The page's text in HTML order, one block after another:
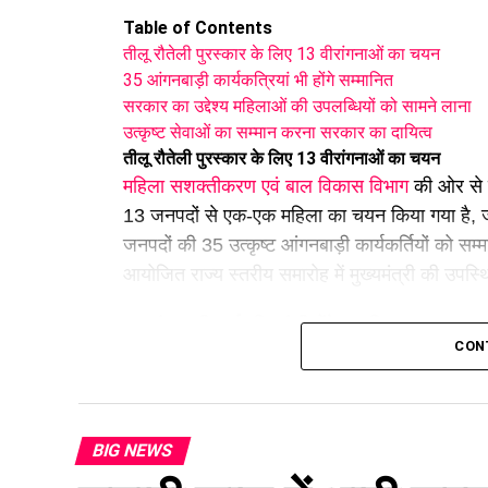
Table of Contents
तीलू रौतेली पुरस्कार के लिए 13 वीरांगनाओं का चयन
35 आंगनबाड़ी कार्यकत्रियां भी होंगे सम्मानित
सरकार का उद्देश्य महिलाओं की उपलब्धियों को सामने लाना
उत्कृष्ट सेवाओं का सम्मान करना सरकार का दायित्व
तीलू रौतेली पुरस्कार के लिए 13 वीरांगनाओं का चयन
महिला सशक्तीकरण एवं बाल विकास विभागकी ओर से
13 जनपदों से एक-एक महिला का चयन किया गया है,
जनपदों की 35 उत्कृष्ट आंगनबाड़ी कार्यकर्तियों को
आयोजित राज्य स्तरीय समारोह में मुख्यमंत्री की
35 आंगनबाड़ी कार्यकत्रियां भी होंगे सम्मानित
मंत्री रेखा आर्या
चयनित महिलाओं ने संस्कृति, खेल, वैज्ञानिक शोध,
और दिव्यांगजन कल्याण जैसे क्षेत्रों में उल्लेखनीय
BIG NEWS